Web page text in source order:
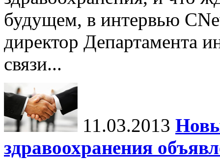
будущем, в интервью
директор Департамента
связи...
11.03.2013
здравоохранения